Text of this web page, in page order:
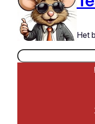
Het
Zoeken